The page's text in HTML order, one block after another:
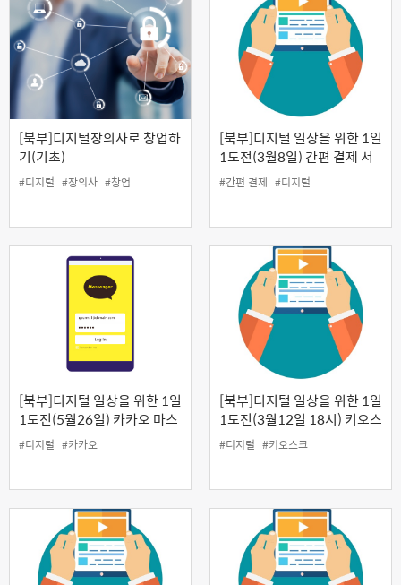
[북부]디지털장의사로 창업하
기(기초)
#디지털 #장의사 #창업
[북부]디지털 일상을 위한 1일
1도전(3월8일) 간편 결제 서
비스 이용
#간편 결제 #디지털
[북부]디지털 일상을 위한 1일
1도전(5월26일) 카카오 마스
터 과정
#디지털 #카카오
[북부]디지털 일상을 위한 1일
1도전(3월12일 18시) 키오스
크 사용법
#디지털 #키오스크